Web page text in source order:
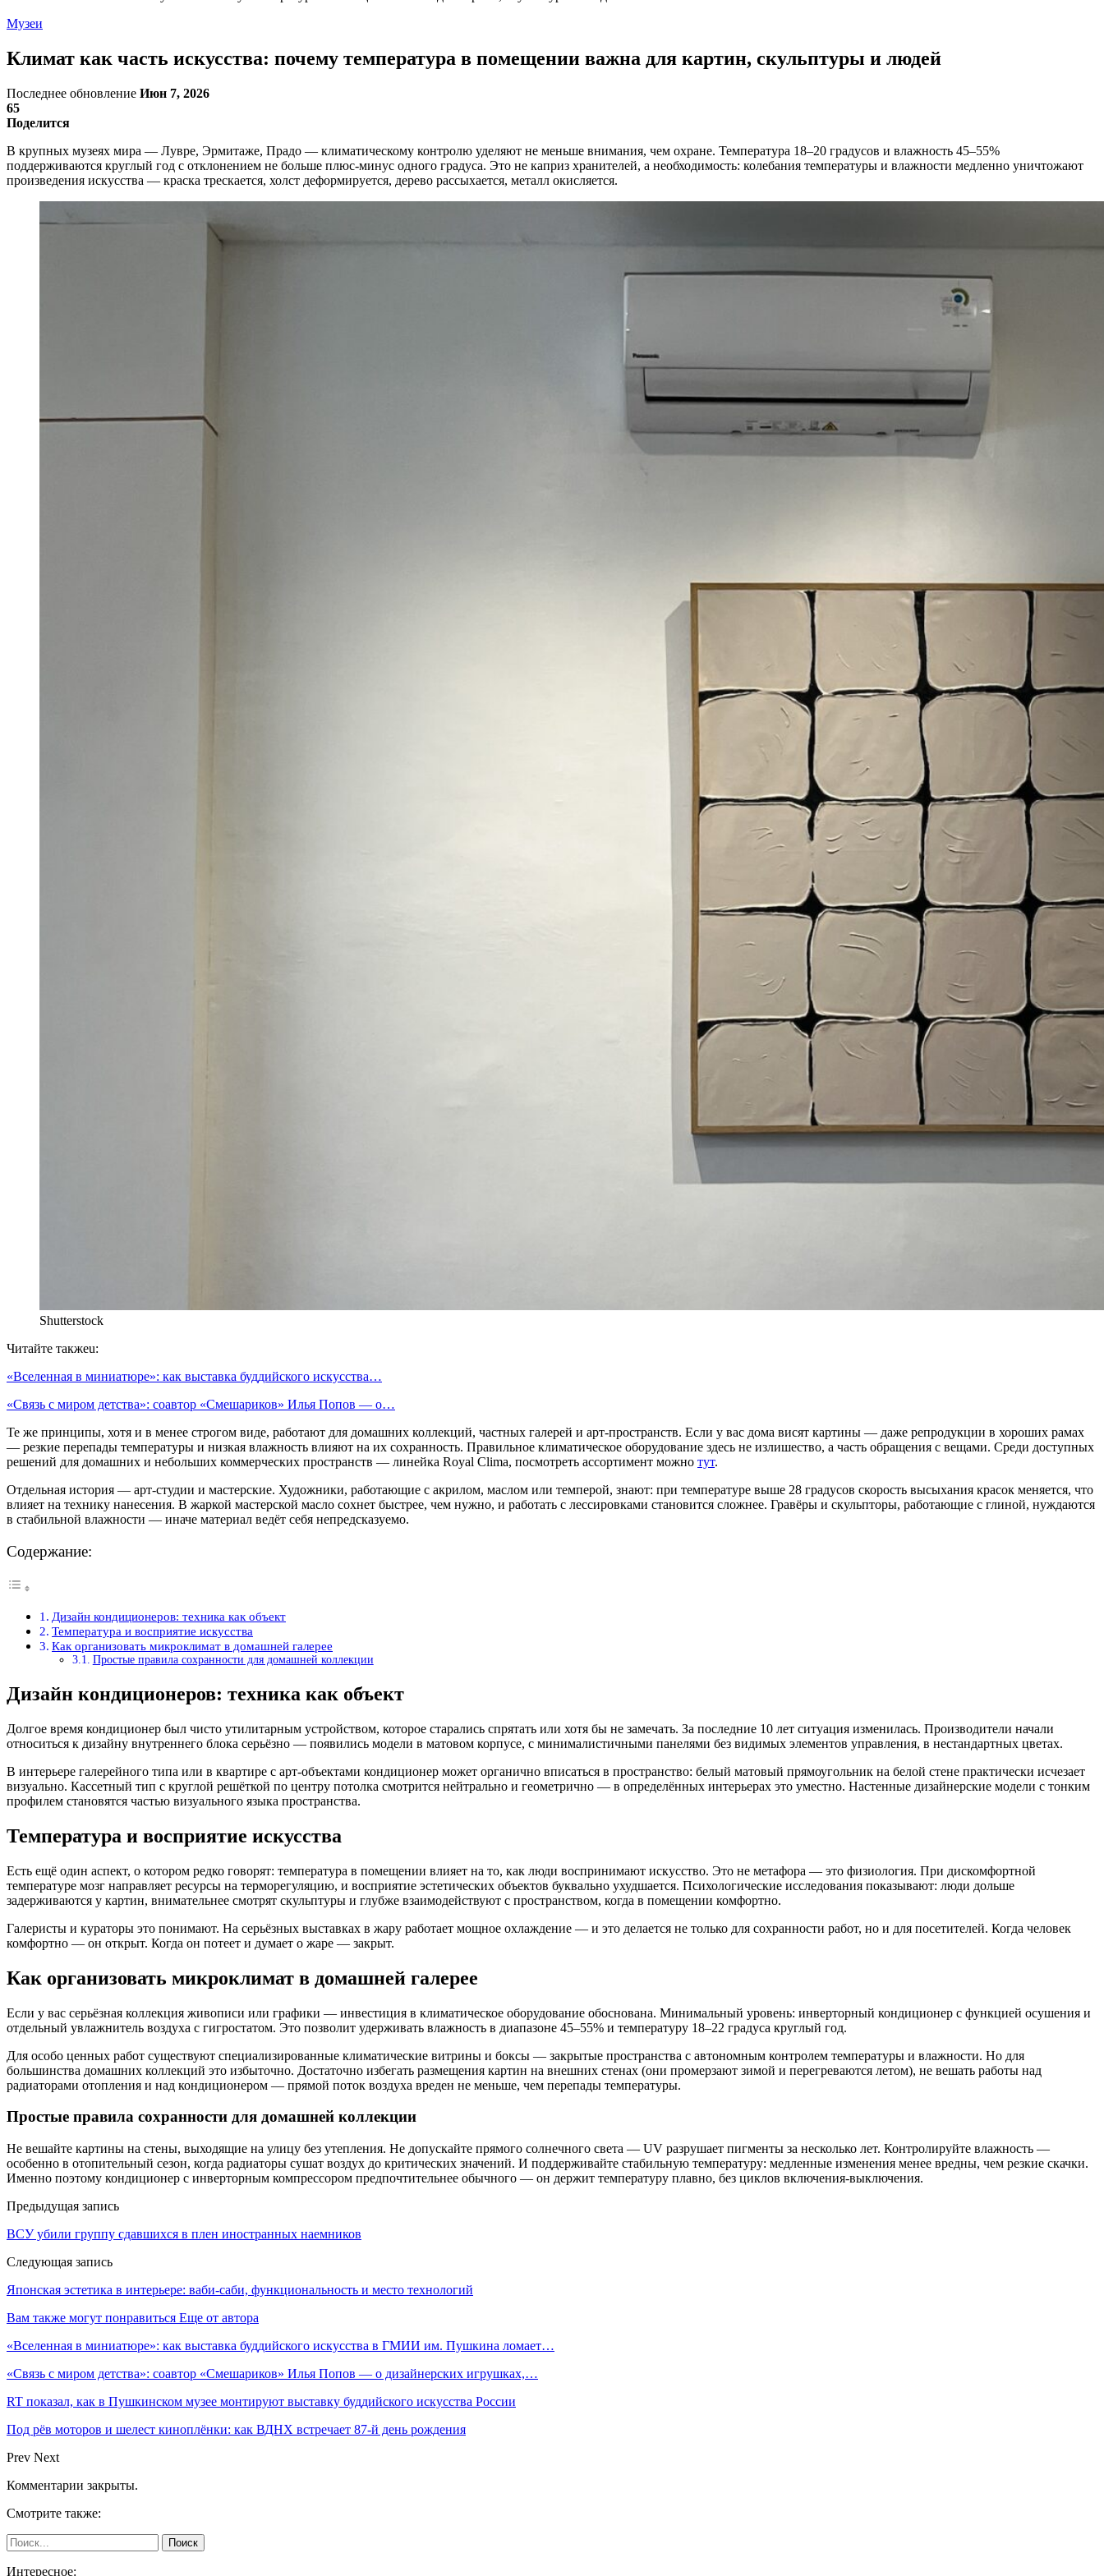
Музеи
Климат как часть искусства: почему температура в помещении важна для картин, скульптуры и людей
Последнее обновление Июн 7, 2026
65
Поделится
В крупных музеях мира — Лувре, Эрмитаже, Прадо — климатическому контролю уделяют не меньше внимания, чем охране. Температура 18–20 градусов и влажность 45–55%
поддерживаются круглый год с отклонением не больше плюс-минус одного градуса. Это не каприз хранителей, а необходимость: колебания температуры и влажности медленно уничтожают
произведения искусства — краска трескается, холст деформируется, дерево рассыхается, металл окисляется.
Shutterstock
Читайте такжеu:
«Вселенная в миниатюре»: как выставка буддийского искусства…
«Связь с миром детства»: соавтор «Смешариков» Илья Попов — о…
Те же принципы, хотя и в менее строгом виде, работают для домашних коллекций, частных галерей и арт-пространств. Если у вас дома висят картины — даже репродукции в хороших рамах
— резкие перепады температуры и низкая влажность влияют на их сохранность. Правильное климатическое оборудование здесь не излишество, а часть обращения с вещами. Среди доступных
решений для домашних и небольших коммерческих пространств — линейка Royal Clima, посмотреть ассортимент можно тут.
Отдельная история — арт-студии и мастерские. Художники, работающие с акрилом, маслом или темперой, знают: при температуре выше 28 градусов скорость высыхания красок меняется, что
влияет на технику нанесения. В жаркой мастерской масло сохнет быстрее, чем нужно, и работать с лессировками становится сложнее. Гравёры и скульпторы, работающие с глиной, нуждаются
в стабильной влажности — иначе материал ведёт себя непредсказуемо.
Содержание:
Дизайн кондиционеров: техника как объект
Температура и восприятие искусства
Как организовать микроклимат в домашней галерее
Простые правила сохранности для домашней коллекции
Дизайн кондиционеров: техника как объект
Долгое время кондиционер был чисто утилитарным устройством, которое старались спрятать или хотя бы не замечать. За последние 10 лет ситуация изменилась. Производители начали
относиться к дизайну внутреннего блока серьёзно — появились модели в матовом корпусе, с минималистичными панелями без видимых элементов управления, в нестандартных цветах.
В интерьере галерейного типа или в квартире с арт-объектами кондиционер может органично вписаться в пространство: белый матовый прямоугольник на белой стене практически исчезает
визуально. Кассетный тип с круглой решёткой по центру потолка смотрится нейтрально и геометрично — в определённых интерьерах это уместно. Настенные дизайнерские модели с тонким
профилем становятся частью визуального языка пространства.
Температура и восприятие искусства
Есть ещё один аспект, о котором редко говорят: температура в помещении влияет на то, как люди воспринимают искусство. Это не метафора — это физиология. При дискомфортной
температуре мозг направляет ресурсы на терморегуляцию, и восприятие эстетических объектов буквально ухудшается. Психологические исследования показывают: люди дольше
задерживаются у картин, внимательнее смотрят скульптуры и глубже взаимодействуют с пространством, когда в помещении комфортно.
Галеристы и кураторы это понимают. На серьёзных выставках в жару работает мощное охлаждение — и это делается не только для сохранности работ, но и для посетителей. Когда человек
комфортно — он открыт. Когда он потеет и думает о жаре — закрыт.
Как организовать микроклимат в домашней галерее
Если у вас серьёзная коллекция живописи или графики — инвестиция в климатическое оборудование обоснована. Минимальный уровень: инверторный кондиционер с функцией осушения и
отдельный увлажнитель воздуха с гигростатом. Это позволит удерживать влажность в диапазоне 45–55% и температуру 18–22 градуса круглый год.
Для особо ценных работ существуют специализированные климатические витрины и боксы — закрытые пространства с автономным контролем температуры и влажности. Но для
большинства домашних коллекций это избыточно. Достаточно избегать размещения картин на внешних стенах (они промерзают зимой и перегреваются летом), не вешать работы над
радиаторами отопления и над кондиционером — прямой поток воздуха вреден не меньше, чем перепады температуры.
Простые правила сохранности для домашней коллекции
Не вешайте картины на стены, выходящие на улицу без утепления. Не допускайте прямого солнечного света — UV разрушает пигменты за несколько лет. Контролируйте влажность —
особенно в отопительный сезон, когда радиаторы сушат воздух до критических значений. И поддерживайте стабильную температуру: медленные изменения менее вредны, чем резкие скачки.
Именно поэтому кондиционер с инверторным компрессором предпочтительнее обычного — он держит температуру плавно, без циклов включения-выключения.
Предыдущая запись
ВСУ убили группу сдавшихся в плен иностранных наемников
Следующая запись
Японская эстетика в интерьере: ваби-саби, функциональность и место технологий
Вам также могут понравиться Еще от автора
«Вселенная в миниатюре»: как выставка буддийского искусства в ГМИИ им. Пушкина ломает…
«Связь с миром детства»: соавтор «Смешариков» Илья Попов — о дизайнерских игрушках,…
RT показал, как в Пушкинском музее монтируют выставку буддийского искусства России
Под рёв моторов и шелест киноплёнки: как ВДНХ встречает 87-й день рождения
Prev Next
Комментарии закрыты.
Смотрите также:
Интересное: